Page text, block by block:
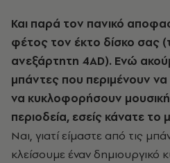
Και παρά τον πανικό
φέτος τον έκτο δίσκο σας
ανεξάρτητη 4AD). Ενώ
μπάντες που περιμένουν να
να κυκλοφορήσουν
περιοδεία, εσείς κάνατε
Ναι, γιατί είμαστε από τις
κλείσουμε έναν δημιουργικό